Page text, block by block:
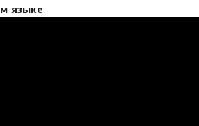
языке